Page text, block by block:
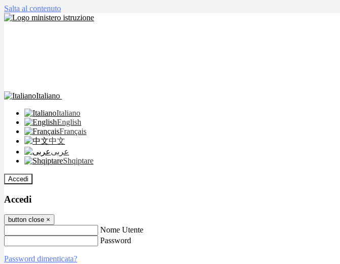
Salta al contenuto
Italiano
Italiano
English
Français
中文
عربى
Shqiptare
Accedi
Accedi
button close ×
Nome Utente
Password
Password dimenticata?